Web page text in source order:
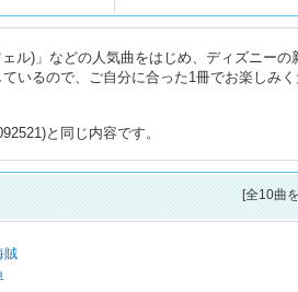
ル)」などの人気曲をはじめ、ディズニーの
いるので、ご自分に合った1冊でお楽しみ
と同じ内容です。
[全10曲
賊